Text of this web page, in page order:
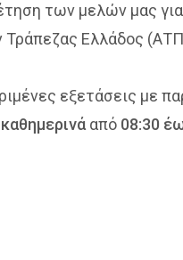
των μελών μας
Ελλάδος
εξετάσεις με
καθημερινά από 08:30